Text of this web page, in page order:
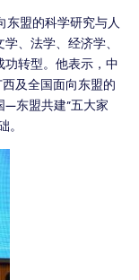
东盟的科学研究与人
、法学、经济学、
转型。他表示，中
及全国面向东盟的
—东盟共建“五大家